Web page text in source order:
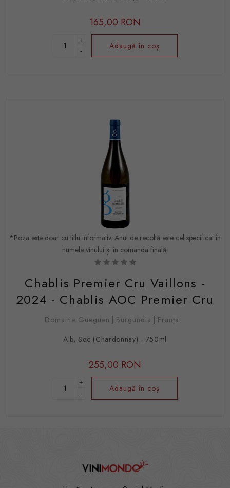
165,00 RON
+
-
Adaugă în coș
*Poza este doar cu titlu informativ. Anul de recoltă este cel specificat în
numele vinului și în comanda finală.
Chablis Premier Cru Vaillons -
2024 - Chablis AOC Premier Cru
Domaine Gueguen Burgundia
Franţa
Alb, Sec (Chardonnay) - 750ml
255,00 RON
+
-
Adaugă în coș